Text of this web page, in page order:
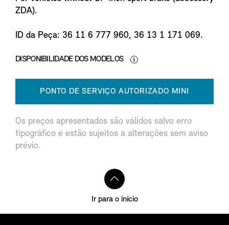
ZDA).
ID da Peça: 36 11 6 777 960, 36 13 1 171 069.
DISPONIBILIDADE DOS MODELOS
PONTO DE SERVIÇO AUTORIZADO MINI
Os preços apresentados são válidos salvo erro
tipográfico e estão sujeitos a alterações sem aviso
prévio.
Ir para o início